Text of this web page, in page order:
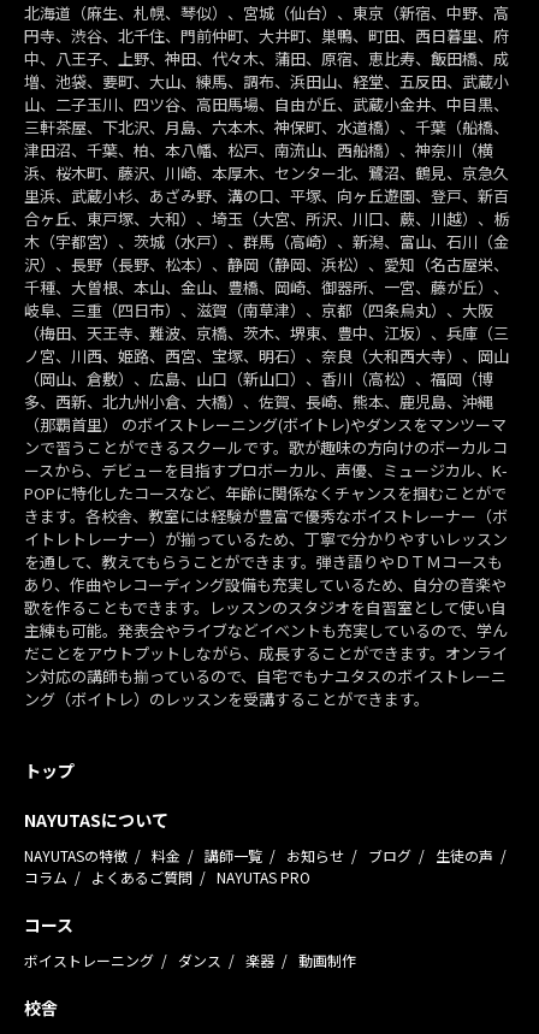
北海道（麻生、札幌、琴似）、宮城（仙台）、東京（新宿、中野、高
円寺、渋谷、北千住、門前仲町、大井町、巣鴨、町田、西日暮里、府
中、八王子、上野、神田、代々木、蒲田、原宿、恵比寿、飯田橋、成
増、池袋、要町、大山、練馬、調布、浜田山、経堂、五反田、武蔵小
山、二子玉川、四ツ谷、高田馬場、自由が丘、武蔵小金井、中目黒、
三軒茶屋、下北沢、月島、六本木、神保町、水道橋）、千葉（船橋、
津田沼、千葉、柏、本八幡、松戸、南流山、西船橋）、神奈川（横
浜、桜木町、藤沢、川崎、本厚木、センター北、鷺沼、鶴見、京急久
里浜、武蔵小杉、あざみ野、溝の口、平塚、向ヶ丘遊園、登戸、新百
合ヶ丘、東戸塚、大和）、埼玉（大宮、所沢、川口、蕨、川越）、栃
木（宇都宮）、茨城（水戸）、群馬（高崎）、新潟、富山、石川（金
沢）、長野（長野、松本）、静岡（静岡、浜松）、愛知（名古屋栄、
千種、大曽根、本山、金山、豊橋、岡崎、御器所、一宮、藤が丘）、
岐阜、三重（四日市）、滋賀（南草津）、京都（四条烏丸）、大阪
（梅田、天王寺、難波、京橋、茨木、堺東、豊中、江坂）、兵庫（三
ノ宮、川西、姫路、西宮、宝塚、明石）、奈良（大和西大寺）、岡山
（岡山、倉敷）、広島、山口（新山口）、香川（高松）、福岡（博
多、西新、北九州小倉、大橋）、佐賀、長崎、熊本、鹿児島、沖縄
（那覇首里） のボイストレーニング(ボイトレ)やダンスをマンツーマ
ンで習うことができるスクールです。歌が趣味の方向けのボーカルコ
ースから、デビューを目指すプロボーカル、声優、ミュージカル、K-
POPに特化したコースなど、年齢に関係なくチャンスを掴むことがで
きます。各校舎、教室には経験が豊富で優秀なボイストレーナー（ボ
イトレトレーナー）が揃っているため、丁寧で分かりやすいレッスン
を通して、教えてもらうことができます。弾き語りやＤＴＭコースも
あり、作曲やレコーディング設備も充実しているため、自分の音楽や
歌を作ることもできます。レッスンのスタジオを自習室として使い自
主練も可能。発表会やライブなどイベントも充実しているので、学ん
だことをアウトプットしながら、成長することができます。オンライ
ン対応の講師も揃っているので、自宅でもナユタスのボイストレーニ
ング（ボイトレ）のレッスンを受講することができます。
トップ
NAYUTASについて
NAYUTASの特徴 料金 講師一覧 お知らせ ブログ
生徒の声
コラム
よくあるご質問 NAYUTAS PRO
コース
ボイストレーニング ダンス 楽器 動画制作
校舎